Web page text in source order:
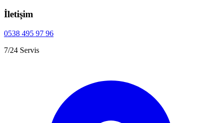
İletişim
0538 495 97 96
7/24 Servis